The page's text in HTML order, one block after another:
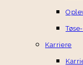
Karriere